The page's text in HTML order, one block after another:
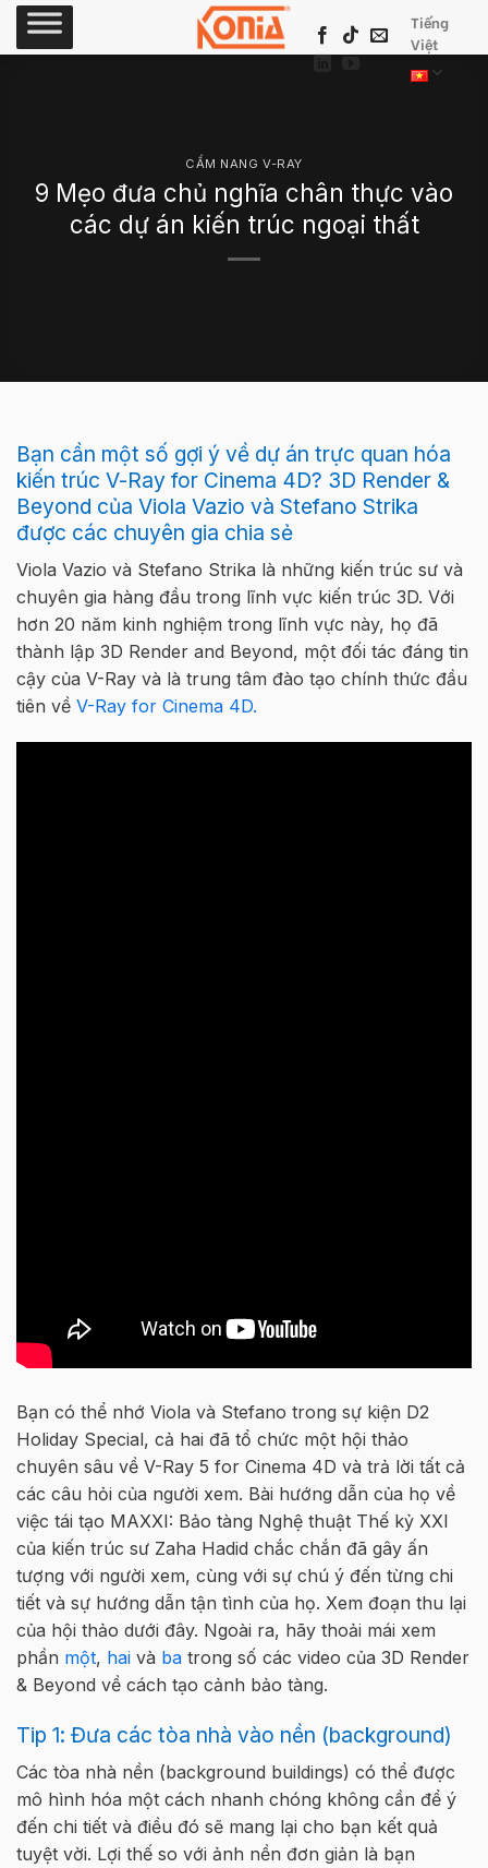
Skip
Tiếng
Việt
CẨM NANG V-RAY
9 Mẹo đưa chủ nghĩa chân thực vào
các dự án kiến trúc ngoại thất
Bạn cần một số gợi ý về dự án trực quan hóa
kiến trúc V-Ray for Cinema 4D? 3D Render &
Beyond của Viola Vazio và Stefano Strika
được các chuyên gia chia sẻ
Viola Vazio và Stefano Strika là những kiến trúc sư và
chuyên gia hàng đầu trong lĩnh vực kiến trúc 3D. Với
hơn 20 năm kinh nghiệm trong lĩnh vực này, họ đã
thành lập 3D Render and Beyond, một đối tác đáng tin
cậy của V-Ray và là trung tâm đào tạo chính thức đầu
tiên về V-Ray for Cinema 4D.
Bạn có thể nhớ Viola và Stefano trong sự kiện D2
Holiday Special, cả hai đã tổ chức một hội thảo
chuyên sâu về V-Ray 5 for Cinema 4D và trả lời tất cả
các câu hỏi của người xem. Bài hướng dẫn của họ về
việc tái tạo MAXXI: Bảo tàng Nghệ thuật Thế kỷ XXI
của kiến trúc sư Zaha Hadid chắc chắn đã gây ấn
tượng với người xem, cùng với sự chú ý đến từng chi
tiết và sự hướng dẫn tận tình của họ. Xem đoạn thu lại
của hội thảo dưới đây. Ngoài ra, hãy thoải mái xem
phần một, hai và ba trong số các video của 3D Render
& Beyond về cách tạo cảnh bảo tàng.
Tip 1: Đưa các tòa nhà vào nền (background)
Các tòa nhà nền (background buildings) có thể được
mô hình hóa một cách nhanh chóng không cần để ý
đến chi tiết và điều đó sẽ mang lại cho bạn kết quả
tuyệt vời. Lợi thế so với ảnh nền đơn giản là bạn